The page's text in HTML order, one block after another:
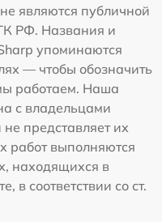
являются публичной
РФ. Названия и
упоминаются
— чтобы обозначить
работаем. Наша
с владельцами
представляет их
работ выполняются
находящихся в
в соответствии со ст.